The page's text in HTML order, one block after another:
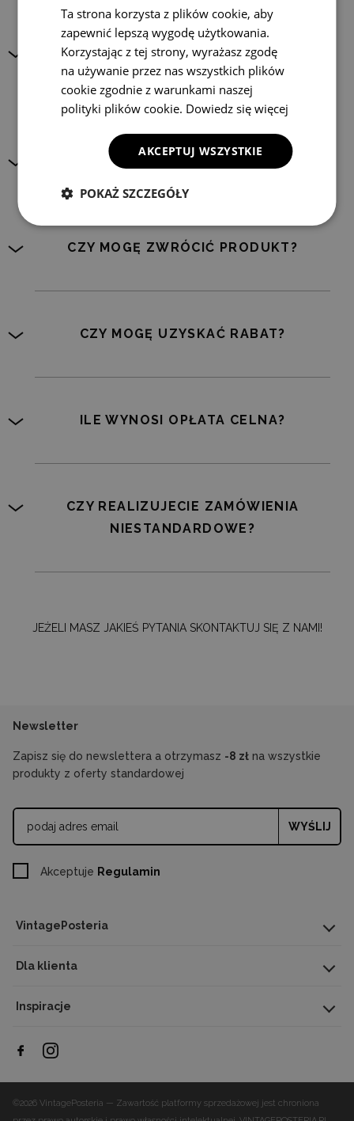
CO NALEŻY ZROBIĆ, JEŚLI TOWAR JEST
USZKODZONY?
JAK ZGŁOSIĆ REKLAMACJĘ?
CZY MOGĘ ZWRÓCIĆ PRODUKT?
CZY MOGĘ UZYSKAĆ RABAT?
ILE WYNOSI OPŁATA CELNA?
CZY REALIZUJECIE ZAMÓWIENIA
NIESTANDARDOWE?
JEŻELI MASZ JAKIEŚ PYTANIA SKONTAKTUJ SIĘ Z NAMI!
VintagePosteria
Dla klienta
Inspiracje
Newsletter
Zapisz się do newslettera a otrzymasz -8 zł na wszystkie
produkty z oferty standardowej
WYŚLIJ
Akceptuje Regulamin
©2026 VintagePosteria — Zawartość platformy sprzedażowej jest chroniona
Ta strona korzysta z plików cookie, aby
zapewnić lepszą wygodę użytkowania.
Korzystając z tej strony, wyrażasz zgodę
na używanie przez nas wszystkich plików
cookie zgodnie z warunkami naszej
polityki plików cookie. Dowiedz się więcej
AKCEPTUJ WSZYSTKIE
POKAŻ SZCZEGÓŁY